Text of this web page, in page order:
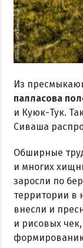
Из
палласова
и Куюк-Тук.
Сиваша
Обширные
и многих
заросли по
территории в
внесли и
и рисовых